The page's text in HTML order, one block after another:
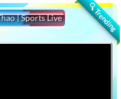
🔍 Trending
| Sports Live